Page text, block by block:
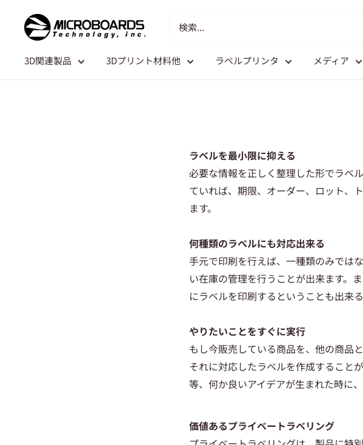
3D関連製品 3Dプリント材料他 ラベルプリンタ メディア
ラベルを最小限に抑える
必要な情報を正しく整理した形でラベ
ていれば、期限、オーダー、ロット、
ます。
何種類のラベルにも対応出来る
手元で印刷を行えば、一種類のみでは
い在庫の管理を行うことが出来ます。
にラベルを印刷するということも出来
やりたいことをすぐに実行
もし今販売している商品を、他の商品
それに対応したラベルを作成すること
等、何か良いアイデアが生まれた時に
価値あるプライベートラベリング